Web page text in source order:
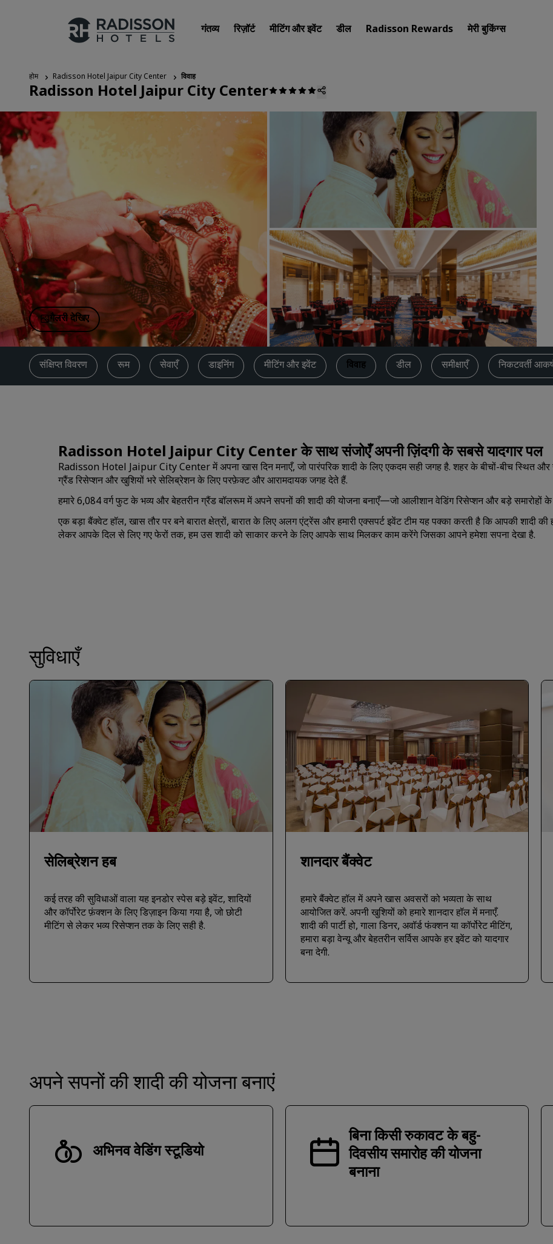
गंतव्य रिज़ॉर्ट मीटिंग और इवेंट डील Radisson Rewards मेरी बुकिंग्स
हमारे ब्रांड
Radisson Hotels ब्रांड्स
चीन में संबद्ध ब्रांड
गंतव्य
रिज़ॉर्ट
सर्विस्ड अपार्टमेंट
एयरपोर्ट होटल
नए और जल्दी शुरू होने वाले होटल
मीटिंग और इवेंट
Radisson Meetings की खोज करें
मीटिंग की जगह बुक करें
कोट का अनुरोध करें
इवेंट के डेस्टिनेशन
उद्योगों के लिए समाधान
फ्लाइट्स खोजें
फ्लाइट्स खोजें
किसी रेस्टोरेंट को खोजें
डिजिटल सेवाएं
Radisson Hotels ऐप
होम Radisson Hotel Jaipur City Center विवाह
Radisson Hotel Jaipur City Center
गैलरी देखिए
संक्षिप्त विवरण रूम सेवाएँ डाइनिंग मीटिंग और इवेंट विवाह डील समीक्षाएँ निकटवर्ती
Radisson Hotel Jaipur City Center के साथ संजोएँ अपनी ज़िंदगी के सबसे यादगार पल
Radisson Hotel Jaipur City Center में अपना खास दिन मनाएँ, जो पारंपरिक शादी के लिए एकदम सही जगह है. शहर के बीचों-बीच स्थित और
ग्रैंड रिसेप्शन और खुशियों भरे सेलिब्रेशन के लिए परफ़ेक्ट और आरामदायक जगह देते हैं.
हमारे 6,084 वर्ग फुट के भव्य और बेहतरीन ग्रैंड बॉलरूम में अपने सपनों की शादी की योजना बनाएँ—जो आलीशान वेडिंग रिसेप्शन और बड़े समारोहों
एक बड़ा बैंक्वेट हॉल, खास तौर पर बने बारात क्षेत्रों, बारात के लिए अलग एंट्रेंस और हमारी एक्सपर्ट इवेंट टीम यह पक्का करती है कि आपकी शादी
लेकर आपके दिल से लिए गए फेरों तक, हम उस शादी को साकार करने के लिए आपके साथ मिलकर काम करेंगे जिसका आपने हमेशा सपना देखा है.
सुविधाएँ
सेलिब्रेशन हब
कई तरह की सुविधाओं वाला यह इनडोर स्पेस बड़े इवेंट, शादियों
और कॉर्पोरेट फ़ंक्शन के लिए डिज़ाइन किया गया है, जो छोटी
मीटिंग से लेकर भव्य रिसेप्शन तक के लिए सही है.
शानदार बैंक्वेट
हमारे बैंक्वेट हॉल में अपने खास अवसरों को भव्यता के साथ
आयोजित करें. अपनी खुशियों को हमारे शानदार हॉल में मनाएँ.
शादी की पार्टी हो, गाला डिनर, अवॉर्ड फंक्शन या कॉर्पोरेट मीटिंग,
हमारा बड़ा वेन्यू और बेहतरीन सर्विस आपके हर इवेंट को यादगार
बना देगी.
अपने सपनों की शादी की योजना बनाएं
अभिनव वेडिंग स्टूडियो
बिना किसी रुकावट के बहु-
दिवसीय समारोह की योजना
बनाना